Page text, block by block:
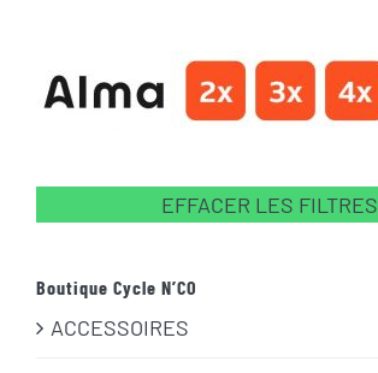
EFFACER LES FILTRES
Boutique Cycle N’CO
ACCESSOIRES